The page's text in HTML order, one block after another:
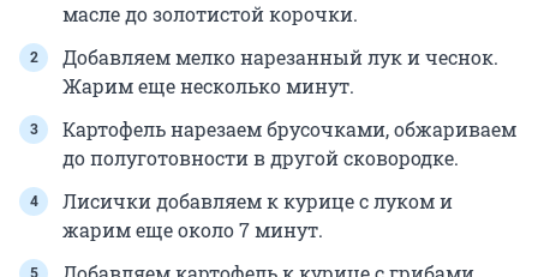
масле до золотистой корочки.
Добавляем мелко нарезанный лук и чеснок.
Жарим еще несколько минут.
Картофель нарезаем брусочками, обжариваем
до полуготовности в другой сковородке.
Лисички добавляем к курице с луком и
жарим еще около 7 минут.